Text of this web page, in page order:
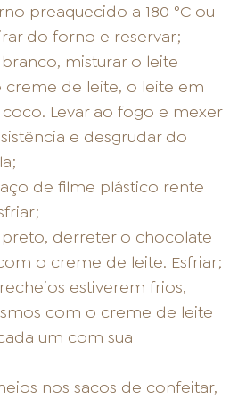
preaquecido a 180 °C ou
do forno e reservar;
misturar o leite
creme de leite, o leite em
Levar ao fogo e mexer
e desgrudar do
de filme plástico rente
derreter o chocolate
o creme de leite. Esfriar;
estiverem frios,
com o creme de leite
um com sua
nos sacos de confeitar,